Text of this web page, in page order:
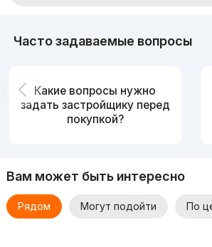
Часто задаваемые вопросы
Какие вопросы нужно
задать застройщику перед
покупкой?
Вам может быть интересно
Рядом Могут подойти По